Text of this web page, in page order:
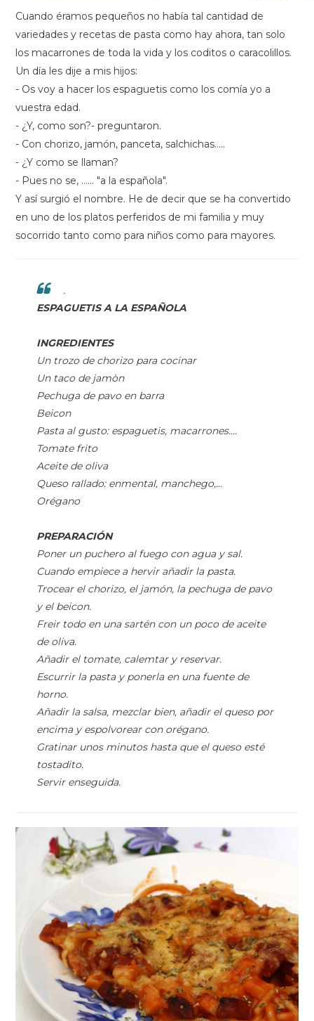
Cuando éramos pequeños no había tal cantidad de
variedades y recetas de pasta como hay ahora, tan solo
los macarrones de toda la vida y los coditos o caracolillos.
Un día les dije a mis hijos:
- Os voy a hacer los espaguetis como los comía yo a
vuestra edad.
- ¿Y, como son?- preguntaron.
- Con chorizo, jamón, panceta, salchichas.....
- ¿Y como se llaman?
- Pues no se, ...... "a la española".
Y así surgió el nombre. He de decir que se ha convertido
en uno de los platos perferidos de mi familia y muy
socorrido tanto como para niños como para mayores.
.
ESPAGUETIS A LA ESPAÑOLA
INGREDIENTES
Un trozo de chorizo para cocinar
Un taco de jamòn
Pechuga de pavo en barra
Beicon
Pasta al gusto: espaguetis, macarrones....
Tomate frito
Aceite de oliva
Queso rallado: enmental, manchego,...
Orégano
PREPARACIÓN
Poner un puchero al fuego con agua y sal.
Cuando empiece a hervir añadir la pasta.
Trocear el chorizo, el jamón, la pechuga de pavo
y el beicon.
Freir todo en una sartén con un poco de aceite
de oliva.
Añadir el tomate, calemtar y reservar.
Escurrir la pasta y ponerla en una fuente de
horno.
Añadir la salsa, mezclar bien, añadir el queso por
encima y espolvorear con orégano.
Gratinar unos minutos hasta que el queso esté
tostadito.
Servir enseguida.